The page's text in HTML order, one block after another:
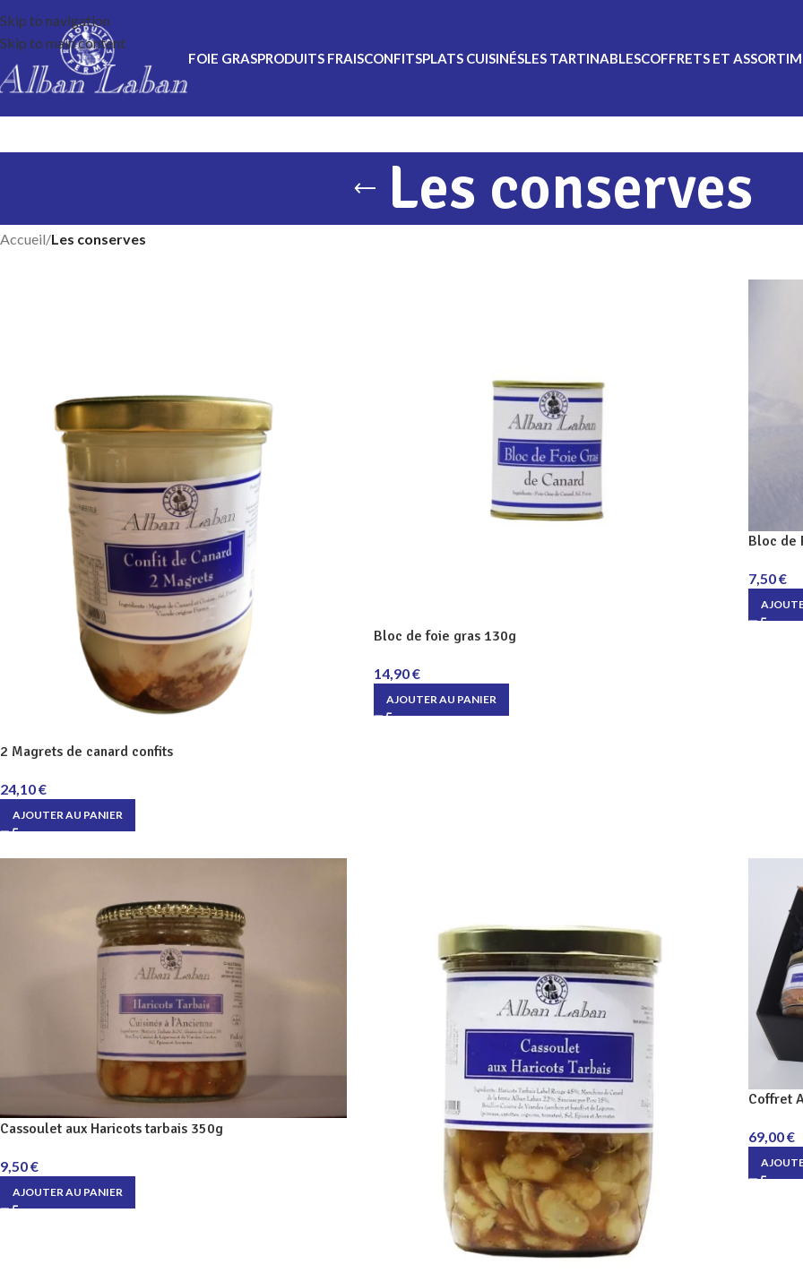
Skip to navigation
Skip to main content
FOIE GRAS FRAISCONFITSPLATS LES TARTINABLES ET
Les conserves
Accueil/Les conserves
2 Magrets de canard confits
24,10€
AJOUTER AU PANIER
Bloc de foie gras 130g
14,90€
AJOUTER AU PANIER
Bloc de
7,50€
Cassoulet aux Haricots tarbais 350g
9,50€
AJOUTER AU PANIER
Coffret
69,00€